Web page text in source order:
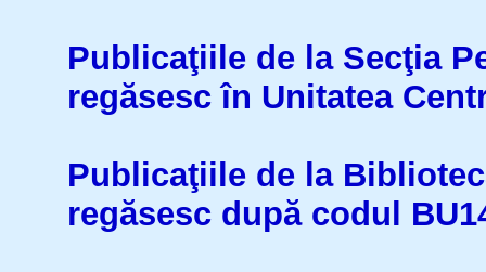
Publicaţiile de la Secţia
regăsesc în Unitatea
Publicaţiile de la
regăsesc după codul